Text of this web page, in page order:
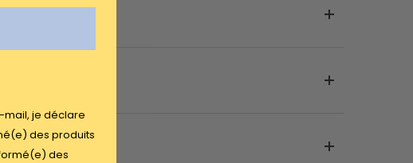
mail, je déclare
des produits
des